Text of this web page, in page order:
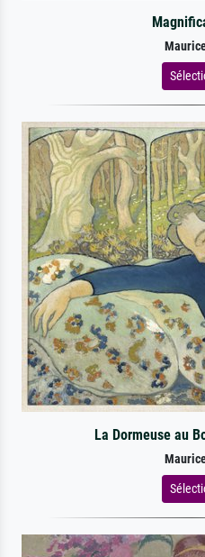
La Dormeuse au